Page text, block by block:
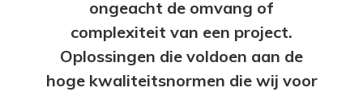
ongeacht de omvang of
complexiteit van een project.
Oplossingen die voldoen aan de
hoge kwaliteitsnormen die wij voor